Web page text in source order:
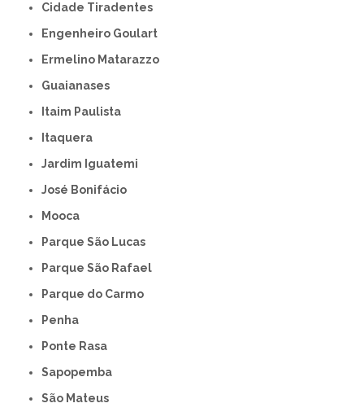
Cidade Tiradentes
Engenheiro Goulart
Ermelino Matarazzo
Guaianases
Itaim Paulista
Itaquera
Jardim Iguatemi
José Bonifácio
Mooca
Parque São Lucas
Parque São Rafael
Parque do Carmo
Penha
Ponte Rasa
Sapopemba
São Mateus